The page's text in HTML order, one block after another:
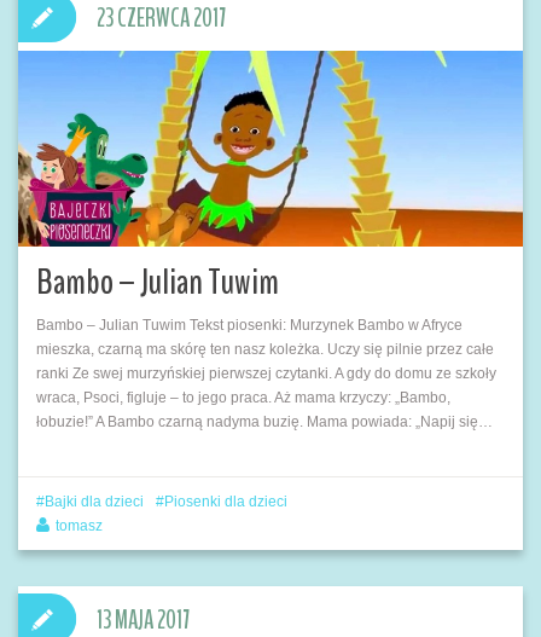
Bambo – Julian Tuwim
Bambo – Julian Tuwim Tekst piosenki: Murzynek Bambo w Afryce
mieszka, czarną ma skórę ten nasz koleżka. Uczy się pilnie przez całe
ranki Ze swej murzyńskiej pierwszej czytanki. A gdy do domu ze szkoły
wraca, Psoci, figluje – to jego praca. Aż mama krzyczy: „Bambo,
łobuzie!” A Bambo czarną nadyma buzię. Mama powiada: „Napij się…
23 CZERWCA 2017
Bajki dla dzieci
Piosenki dla dzieci
tomasz
13 MAJA 2017